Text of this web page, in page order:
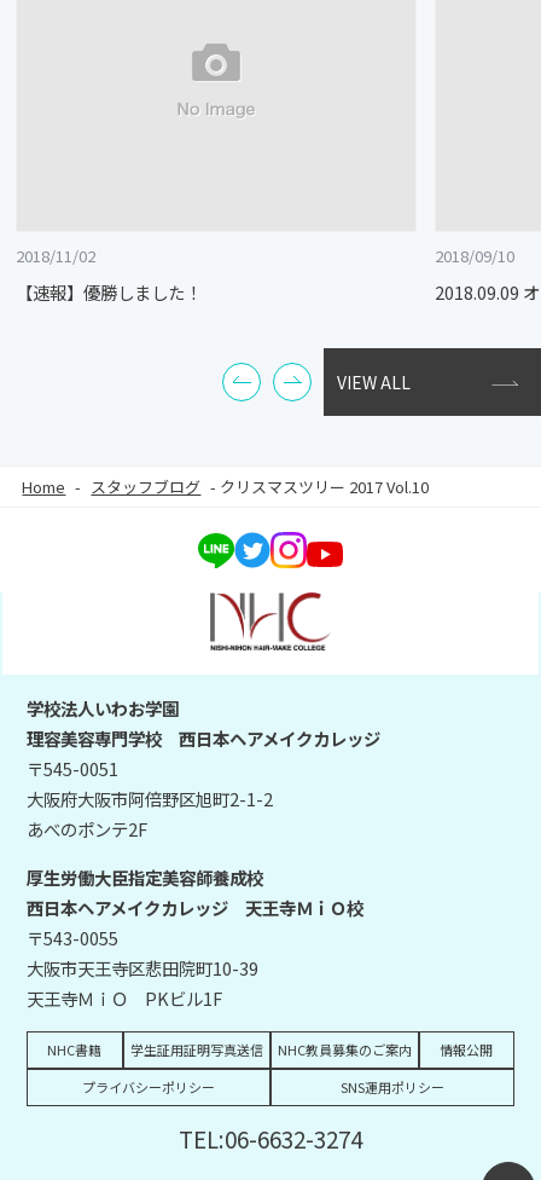
2018/11/02
【速報】優勝しました！
2018/09/10
2018.09.09
VIEW ALL
Home - スタッフブログ - クリスマスツリー 2017 Vol.10
学校法人いわお学園
理容美容専門学校 西日本ヘアメイクカレッジ
〒545-0051
大阪府大阪市阿倍野区旭町2-1-2
あべのポンテ2F
厚生労働大臣指定美容師養成校
西日本ヘアメイクカレッジ 天王寺ＭｉＯ校
〒543-0055
大阪市天王寺区悲田院町10-39
天王寺ＭｉＯ PKビル1F
NHC書籍 学生証用証明写真送信 NHC教員募集のご案内
情報公開
プライバシーポリシー
SNS運用ポリシー
TEL:06-6632-3274